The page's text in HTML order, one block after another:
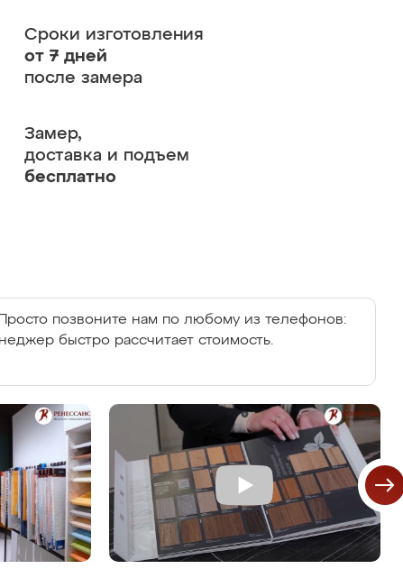
Сроки изготовления
от 7 дней
после замера
Замер,
доставка и подъем
бесплатно
позвоните нам по любому из телефонов:
быстро рассчитает стоимость.